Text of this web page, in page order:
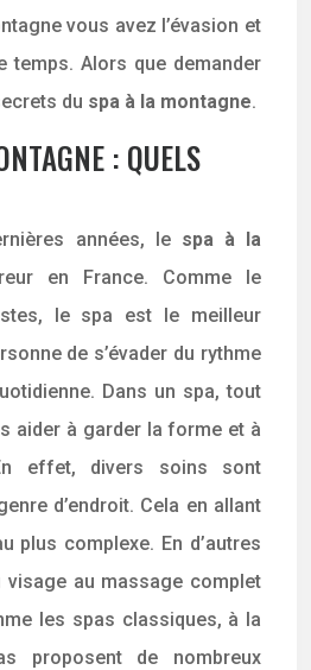
vous avez l’évasion et
temps. Alors que demander
du spa à la montagne.
: QUELS
années, le spa à la
en France. Comme le
le spa est le meilleur
de s’évader du rythme
Dans un spa, tout
aider à garder la forme et à
effet, divers soins sont
d’endroit. Cela en allant
plus complexe. En d’autres
au massage complet
les spas classiques, à la
proposent de nombreux